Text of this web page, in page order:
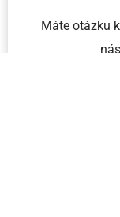
Máte otázku